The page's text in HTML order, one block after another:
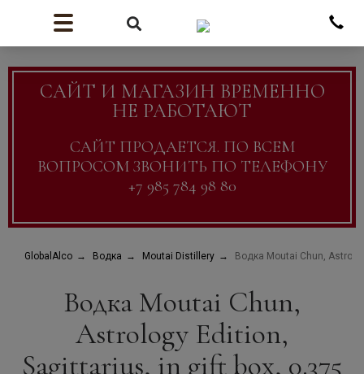
САЙТ И МАГАЗИН ВРЕМЕННО
НЕ РАБОТАЮТ
САЙТ ПРОДАЕТСЯ. ПО ВСЕМ
ВОПРОСОМ ЗВОНИТЬ ПО ТЕЛЕФОНУ
+7 985 784 98 80
GlobalAlco Водка Moutai Distillery Водка Moutai Chun,
Водка Moutai Chun,
Astrology Edition,
Sagittarius, in gift box, 0.375